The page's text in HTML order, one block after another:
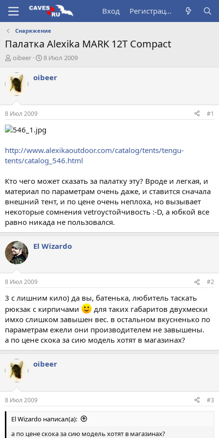
Вход Регистрация
Снаряжение
Палатка Alexika MARK 12T Compact
А
т
о
р
т
е
м
ы
oibeer
Д
т
а
л
а
8 Июл 2009
oibeer
8 Июл 2009 #1
http://www.alexikaoutdoor.com/catalog/tents/tengu-
tents/catalog_546.html
Кто чего может сказать за палатку эту? Вроде и легкая, и
материал по параметрам очень даже, и ставится сначала
внешний тент, и по цене очень неплоха, но вызывает
некоторые сомнения vetroустойчивость :-D, а юбкой все
равно никада не пользовался.
El Wizardo
8 Июл 2009 #2
3 с лишним кило) да вы, батенька, любитель таскать
рюкзак с кирпичами
для таких габаритов двухмески
имхо слишком завышен вес. в остальном вкусненько по
параметрам ежели они производителем не завышены.
а по цене скока за сию модель хотят в магазинах?
oibeer
8 Июл 2009 #3
El Wizardo написал(а):
а по цене скока за сию модель хотят в магазинах?